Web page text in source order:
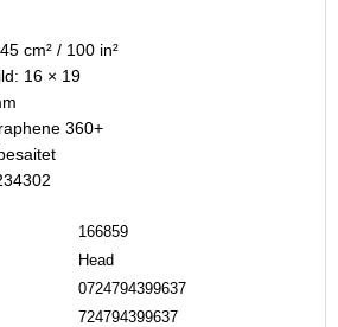
cm² / 100 in²
16 × 19
360+
166859
Head
0724794399637
724794399637